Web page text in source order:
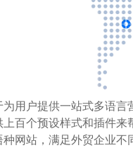
为用户提供一站式多语
百个预设样式和插件
网站，满足外贸企业不